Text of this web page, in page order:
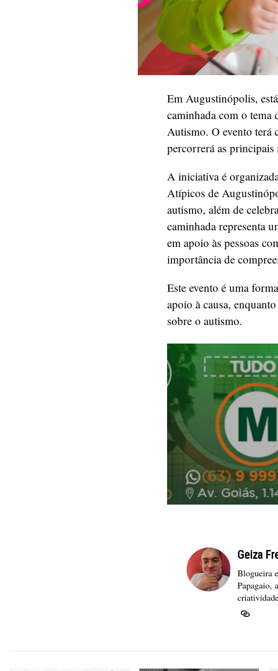
Em Augustinópolis,
caminhada com o
Autismo. O evento terá
percorrerá as principais
A iniciativa é
Atípicos de
autismo, além de
caminhada representa
em apoio às pessoas
importância de
Este evento é uma
apoio à causa,
sobre o autismo.
Geiza
Blogueira
Papagaio,